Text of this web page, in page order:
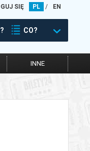
SIĘ PL / EN
CO?
INNE